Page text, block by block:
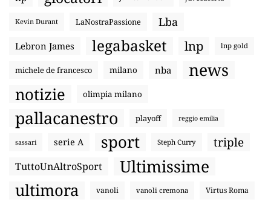
Kevin Durant LaNostraPassione Lba
Lebron James legabasket lnp lnp gold
michele de francesco milano nba news
notizie olimpia milano
pallacanestro playoff reggio emilia
sassari serie A sport Steph Curry triple
TuttoUnAltroSport Ultimissime
ultimora vanoli vanoli cremona Virtus Roma